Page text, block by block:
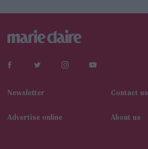
Newsletter Contact us
Αdvertise online About us